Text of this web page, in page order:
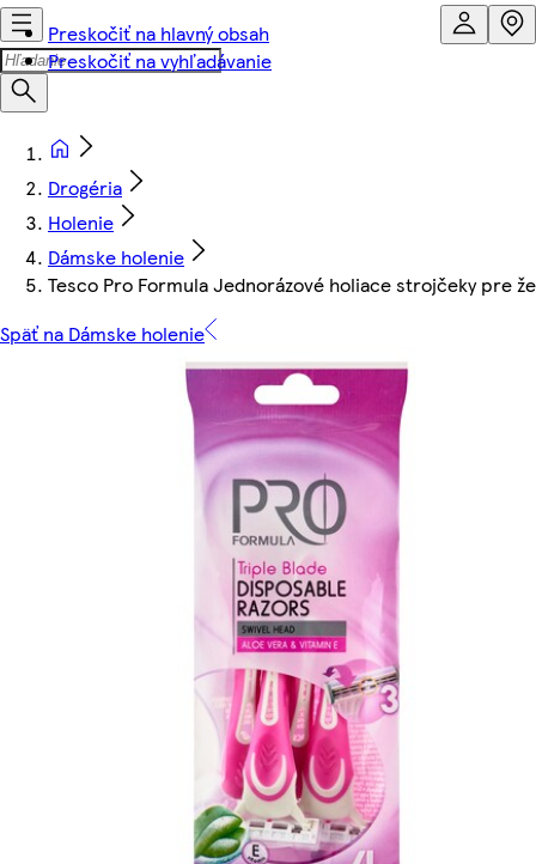
Preskočiť na hlavný obsah
Preskočiť na vyhľadávanie
Drogéria
Holenie
Dámske holenie
Tesco Pro Formula Jednorázové holiace strojčeky pre
Späť na Dámske holenie